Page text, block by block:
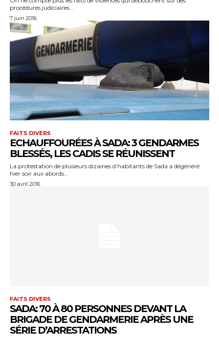
procédures judiciaires...
7 juin 2016
FAITS DIVERS
ECHAUFFOURÉES À SADA: 3 GENDARMES
BLESSÉS, LES CADIS SE RÉUNISSENT
La protestation de plusieurs dizaines d’habitants de Sada a dégénéré
hier soir aux abords...
30 avril 2016
FAITS DIVERS
SADA: 70 À 80 PERSONNES DEVANT LA
BRIGADE DE GENDARMERIE APRÈS UNE
SÉRIE D’ARRESTATIONS